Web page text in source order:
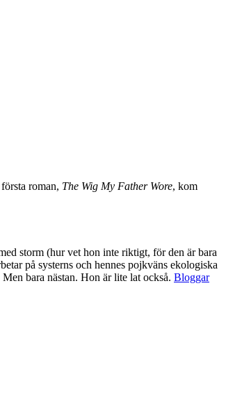
roman, The Wig My Father Wore, kom
storm (hur vet hon inte riktigt, för den är bara
på systerns och hennes pojkväns ekologiska
bara nästan. Hon är lite lat också. Bloggar